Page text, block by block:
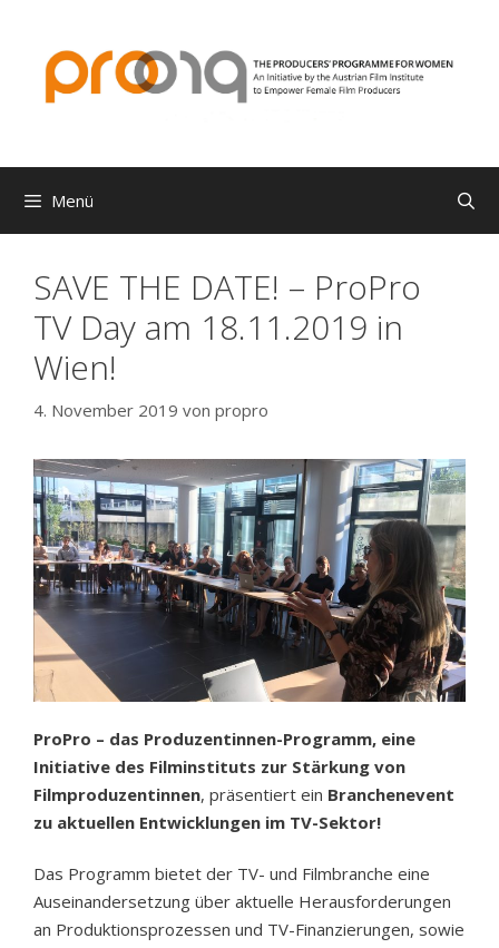
springen
Menü
SAVE THE DATE! – ProPro
TV Day am 18.11.2019 in
Wien!
4. November 2019 von propro
ProPro – das Produzentinnen-Programm, eine
Initiative des Filminstituts zur Stärkung von
Filmproduzentinnen, präsentiert ein Branchenevent
zu aktuellen Entwicklungen im TV-Sektor!
Das Programm bietet der TV- und Filmbranche eine
Auseinandersetzung über aktuelle Herausforderungen
an Produktionsprozessen und TV-Finanzierungen, sowie